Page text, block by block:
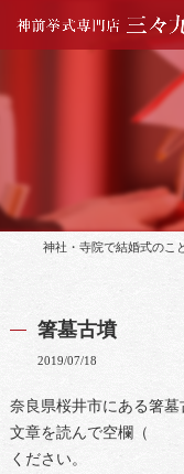
箸墓古墳
2019/07/18
奈良県桜井市にある箸
文章を読んで空欄（
ください。